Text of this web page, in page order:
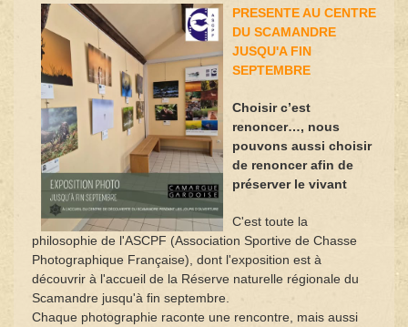
PRESENTE AU CENTRE
DU SCAMANDRE
JUSQU'A FIN
SEPTEMBRE
Choisir c’est
renoncer…, nous
pouvons aussi choisir
de renoncer afin de
préserver le vivant
C'est toute la
philosophie de l'ASCPF (Association Sportive de Chasse
Photographique Française), dont l'exposition est à
découvrir à l'accueil de la Réserve naturelle régionale du
Scamandre jusqu'à fin septembre.
Chaque photographie raconte une rencontre, mais aussi